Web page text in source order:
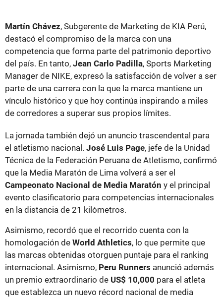
Martín Chávez, Subgerente de Marketing de KIA Perú,
destacó el compromiso de la marca con una
competencia que forma parte del patrimonio deportivo
del país. En tanto, Jean Carlo Padilla, Sports Marketing
Manager de NIKE, expresó la satisfacción de volver a ser
parte de una carrera con la que la marca mantiene un
vínculo histórico y que hoy continúa inspirando a miles
de corredores a superar sus propios límites.
La jornada también dejó un anuncio trascendental para
el atletismo nacional. José Luis Page, jefe de la Unidad
Técnica de la Federación Peruana de Atletismo, confirmó
que la Media Maratón de Lima volverá a ser el
Campeonato Nacional de Media Maratón y el principal
evento clasificatorio para competencias internacionales
en la distancia de 21 kilómetros.
Asimismo, recordó que el recorrido cuenta con la
homologación de World Athletics, lo que permite que
las marcas obtenidas otorguen puntaje para el ranking
internacional. Asimismo, Peru Runners anunció además
un premio extraordinario de US$ 10,000 para el atleta
que establezca un nuevo récord nacional de media